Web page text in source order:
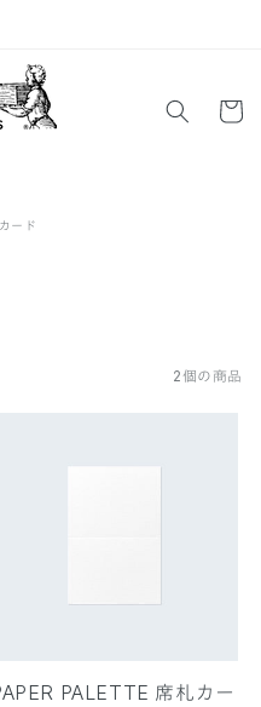
ー
ード
2個の商品
PALETTE 席札カー